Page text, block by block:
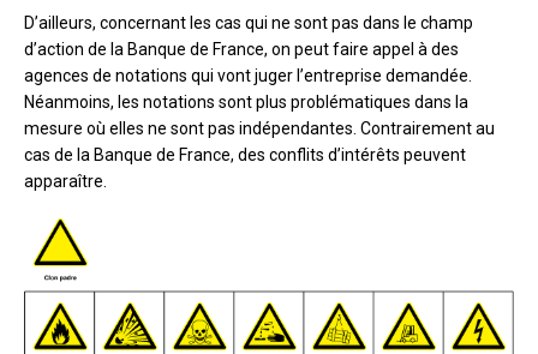
D’ailleurs, concernant les cas qui ne sont pas dans le champ
d’action de la Banque de France, on peut faire appel à des
agences de notations qui vont juger l’entreprise demandée.
Néanmoins, les notations sont plus problématiques dans la
mesure où elles ne sont pas indépendantes. Contrairement au
cas de la Banque de France, des conflits d’intérêts peuvent
apparaître.